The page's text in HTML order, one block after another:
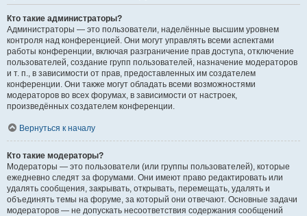
Кто такие администраторы?
Администраторы — это пользователи, наделённые высшим уровнем
контроля над конференцией. Они могут управлять всеми аспектами
работы конференции, включая разграничение прав доступа, отключение
пользователей, создание групп пользователей, назначение модераторов
и т. п., в зависимости от прав, предоставленных им создателем
конференции. Они также могут обладать всеми возможностями
модераторов во всех форумах, в зависимости от настроек,
произведённых создателем конференции.
Вернуться к началу
Кто такие модераторы?
Модераторы — это пользователи (или группы пользователей), которые
ежедневно следят за форумами. Они имеют право редактировать или
удалять сообщения, закрывать, открывать, перемещать, удалять и
объединять темы на форуме, за который они отвечают. Основные задачи
модераторов — не допускать несоответствия содержания сообщений